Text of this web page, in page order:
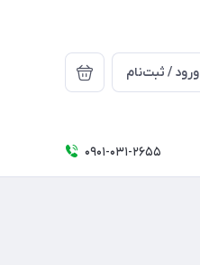
ورود / ثبت‌نام
0۹۰۱-۰۳۱-۲۶۵5